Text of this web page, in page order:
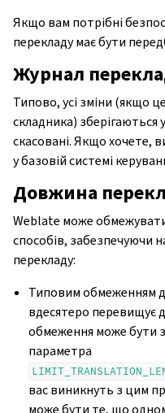
Якщо вам потрібні
перекладу має бути
Журнал
Типово, усі зміни (якщо
складника) зберігаються
скасовані. Якщо хочете,
у базовій системі
Довжина
Weblate може
способів, забезпечуючи
перекладу:
Типовим обмеженням
вдесятеро перевищує
обмеження може бути
параметра
вас виникнуть з цим
може бути те, що